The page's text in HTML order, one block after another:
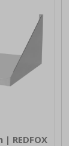
REDFOX